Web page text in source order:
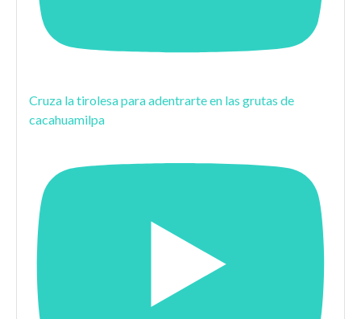
Cruza la tirolesa para adentrarte en las grutas de
cacahuamilpa